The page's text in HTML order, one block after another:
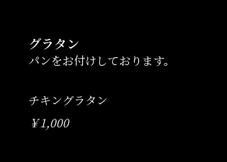
グラタン
パンをお付けしております。
チキングラタン
￥1,000